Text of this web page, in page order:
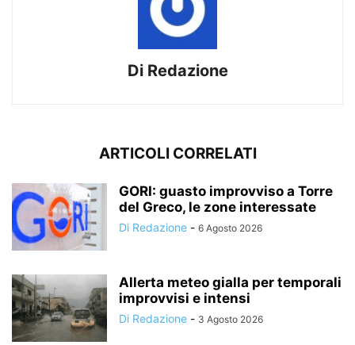
Di Redazione
ARTICOLI CORRELATI
GORI: guasto improvviso a Torre
del Greco, le zone interessate
Di Redazione - 6 Agosto 2026
Allerta meteo gialla per temporali
improvvisi e intensi
Di Redazione - 3 Agosto 2026